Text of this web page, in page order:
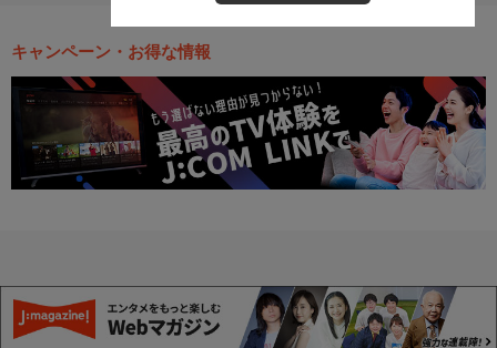
キャンペーン・お得な情報